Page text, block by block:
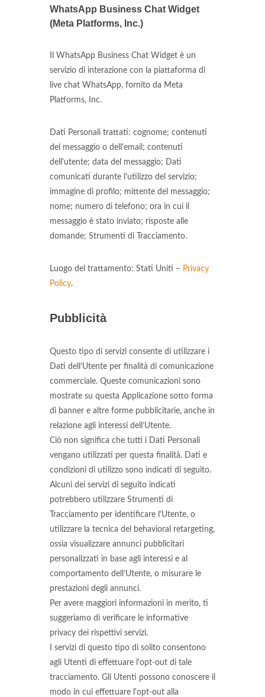
WhatsApp Business Chat Widget
(Meta Platforms, Inc.)
Il WhatsApp Business Chat Widget è un
servizio di interazione con la piattaforma di
live chat WhatsApp, fornito da Meta
Platforms, Inc.
Dati Personali trattati: cognome; contenuti
del messaggio o dell'email; contenuti
dell'utente; data del messaggio; Dati
comunicati durante l'utilizzo del servizio;
immagine di profilo; mittente del messaggio;
nome; numero di telefono; ora in cui il
messaggio è stato inviato; risposte alle
domande; Strumenti di Tracciamento.
Luogo del trattamento: Stati Uniti – Privacy
Policy.
Pubblicità
Questo tipo di servizi consente di utilizzare i
Dati dell’Utente per finalità di comunicazione
commerciale. Queste comunicazioni sono
mostrate su questa Applicazione sotto forma
di banner e altre forme pubblicitarie, anche in
relazione agli interessi dell’Utente.
Ciò non significa che tutti i Dati Personali
vengano utilizzati per questa finalità. Dati e
condizioni di utilizzo sono indicati di seguito.
Alcuni dei servizi di seguito indicati
potrebbero utilizzare Strumenti di
Tracciamento per identificare l’Utente, o
utilizzare la tecnica del behavioral retargeting,
ossia visualizzare annunci pubblicitari
personalizzati in base agli interessi e al
comportamento dell’Utente, o misurare le
prestazioni degli annunci.
Per avere maggiori informazioni in merito, ti
suggeriamo di verificare le informative
privacy dei rispettivi servizi.
I servizi di questo tipo di solito consentono
agli Utenti di effettuare l'opt-out di tale
tracciamento. Gli Utenti possono conoscere il
modo in cui effettuare l'opt-out alla